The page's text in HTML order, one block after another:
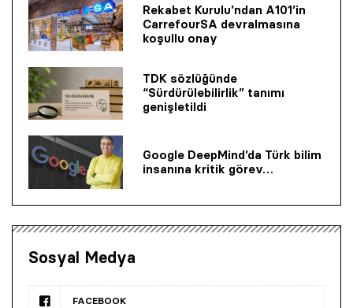
Rekabet Kurulu’ndan A101’in
CarrefourSA devralmasına
koşullu onay
TDK sözlüğünde
“Sürdürülebilirlik” tanımı
genişletildi
Google DeepMind’da Türk bilim
insanına kritik görev…
Sosyal Medya
FACEBOOK